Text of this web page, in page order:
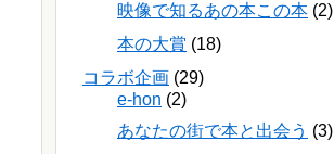
映像で知るあの本この本 (2)
本の大賞 (18)
コラボ企画 (29)
e-hon (2)
あなたの街で本と出会う (3)